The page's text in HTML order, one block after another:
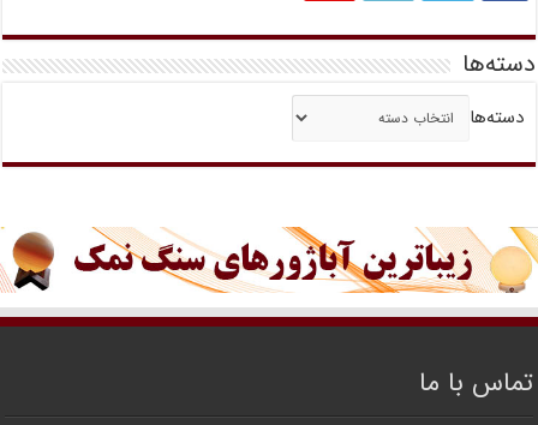
دسته‌ها
دسته‌ها
تماس با ما